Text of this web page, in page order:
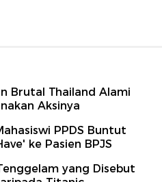
Brutal Thailand Alami
Aksinya
PPDS Buntut
ke Pasien BPJS
yang Disebut